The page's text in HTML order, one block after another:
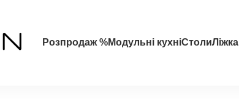
Розпродаж %Модульні кухніСтолиЛіжка